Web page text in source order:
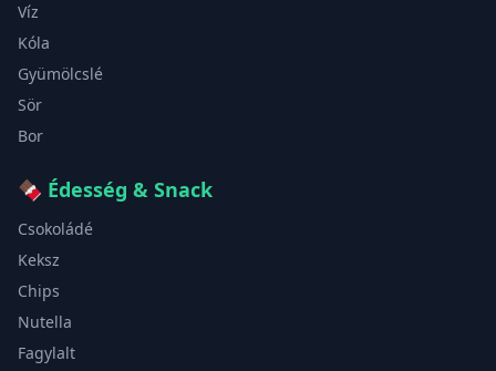
Víz
Kóla
Gyümölcslé
Sör
Bor
🍫 Édesség & Snack
Csokoládé
Keksz
Chips
Nutella
Fagylalt